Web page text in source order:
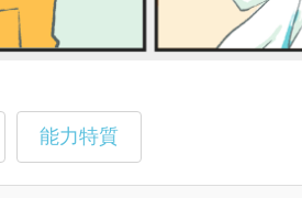
能力特質